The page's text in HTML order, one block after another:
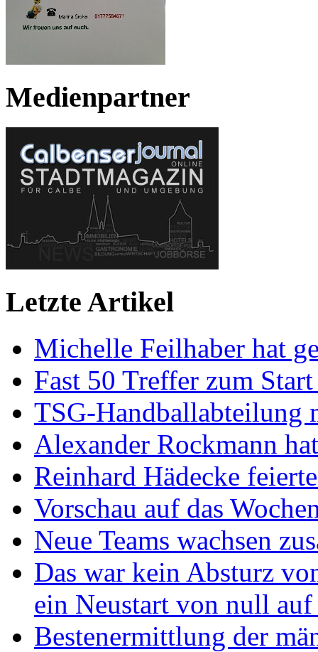
Medienpartner
Letzte Artikel
Michelle Feilhaber hat
Fast 50 Treffer zum
TSG-Handballabteilung
Alexander Rockmann
Reinhard Hädecke
Vorschau auf das
Neue Teams wachsen
Das war kein Absturz
ein Neustart von null auf
Bestenermittlung der